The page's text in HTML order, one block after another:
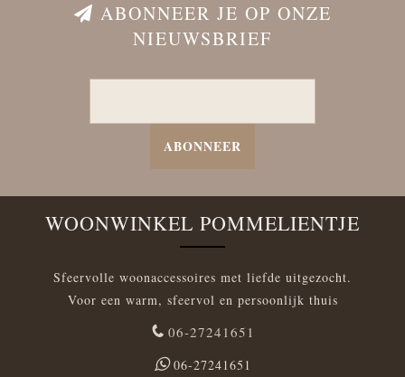
ABONNEER JE OP ONZE
NIEUWSBRIEF
ABONNEER
WOONWINKEL POMMELIENTJE
Sfeervolle woonaccessoires met liefde uitgezocht.
Voor een warm, sfeervol en persoonlijk thuis
06-27241651
06-27241651